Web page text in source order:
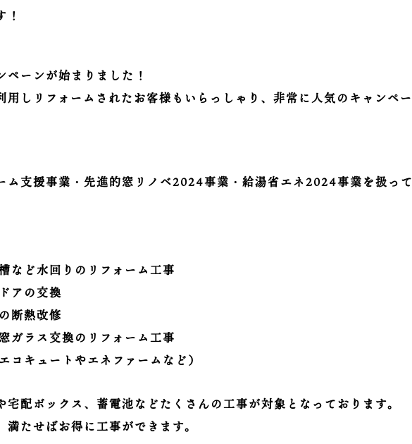
ーンが始まりました！
用しリフォームされたお客様もいらっしゃり、非常に人気のキャンペー
ム支援事業・先進的窓リノベ2024事業・給湯省エネ2024事業を扱って
など水回りのリフォーム工事
アの交換
断熱改修
ガラス交換のリフォーム工事
コキュートやエネファームなど）
配ボックス、蓄電池などたくさんの工事が対象となっております。
たせばお得に工事ができます。